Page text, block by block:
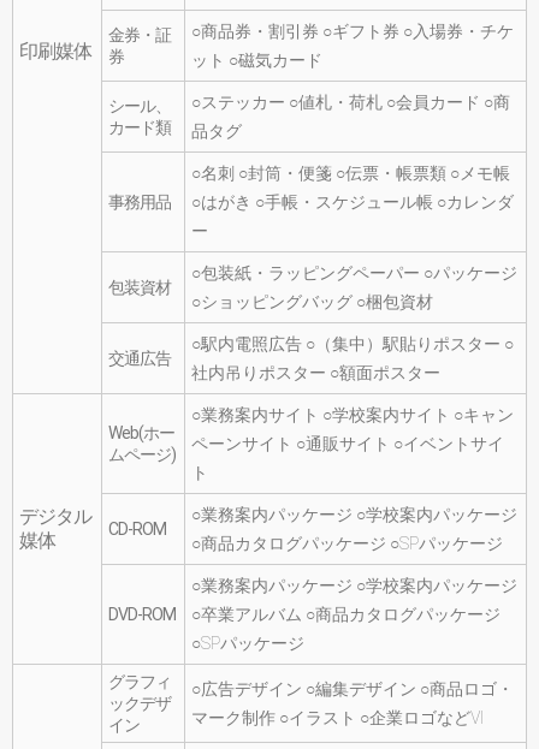
印刷媒体
金券・証
券
○商品券・割引券 ○ギフト券 ○入場券・チケ
ット ○磁気カード
シール、
カード類
○ステッカー ○値札・荷札 ○会員カード ○商
品タグ
事務用品
○名刺 ○封筒・便箋 ○伝票・帳票類 ○メモ帳
○はがき ○手帳・スケジュール帳 ○カレンダ
ー
包装資材
○包装紙・ラッピングペーパー ○パッケージ
○ショッピングバッグ ○梱包資材
交通広告
○駅内電照広告 ○（集中）駅貼りポスター ○
社内吊りポスター ○額面ポスター
デジタル
媒体
Web(ホー
ムページ)
○業務案内サイト ○学校案内サイト ○キャン
ペーンサイト ○通販サイト ○イベントサイ
ト
CD-ROM
○業務案内パッケージ ○学校案内パッケージ
○商品カタログパッケージ ○SPパッケージ
DVD-ROM
○業務案内パッケージ ○学校案内パッケージ
○卒業アルバム ○商品カタログパッケージ
○SPパッケージ
グラフィ
ックデザ
イン
○広告デザイン ○編集デザイン ○商品ロゴ・
マーク制作 ○イラスト ○企業ロゴなどVI